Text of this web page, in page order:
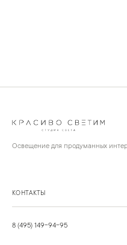
Освещение для продуманных
КОНТАКТЫ
8 (495) 149-94-95